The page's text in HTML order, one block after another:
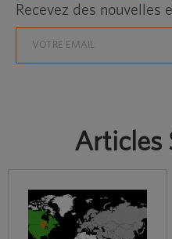
Recevez des nouvelles
Articles